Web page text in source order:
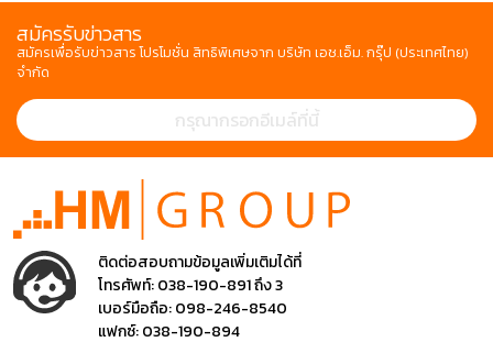
สมัครรับข่าวสาร
สมัครเพื่อรับข่าวสาร โปรโมชั่น สิทธิพิเศษจาก บริษัท เอช.เอ็ม. กรุ๊ป (ประเทศไทย)
จำกัด
ติดต่อสอบถามข้อมูลเพิ่มเติมได้ที่
โทรศัพท์:038-190-891 ถึง 3
เบอร์มือถือ:098-246-8540
แฟกซ์:038-190-894